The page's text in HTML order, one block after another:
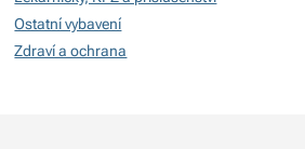
Ostatní vybavení
Zdraví a ochrana